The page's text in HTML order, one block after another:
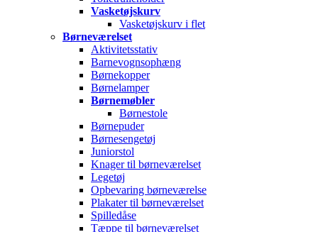
Vasketøjskurv
Vasketøjskurv i flet
Børneværelset
Aktivitetsstativ
Barnevognsophæng
Børnekopper
Børnelamper
Børnemøbler
Børnestole
Børnepuder
Børnesengetøj
Juniorstol
Knager til børneværelset
Legetøj
Opbevaring børneværelse
Plakater til børneværelset
Spilledåse
Tæppe til børneværelset